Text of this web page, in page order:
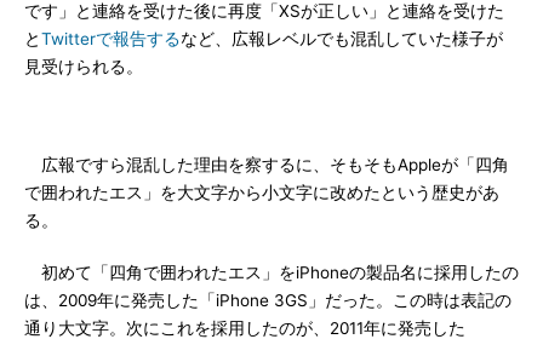
です」と連絡を受けた後に再度「XSが正しい」と連絡を受けた
とTwitterで報告するなど、広報レベルでも混乱していた様子が
見受けられる。
広報ですら混乱した理由を察するに、そもそもAppleが「四角
で囲われたエス」を大文字から小文字に改めたという歴史があ
る。
初めて「四角で囲われたエス」をiPhoneの製品名に採用したの
は、2009年に発売した「iPhone 3GS」だった。この時は表記の
通り大文字。次にこれを採用したのが、2011年に発売した